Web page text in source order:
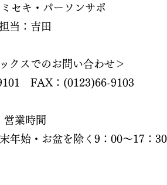
セキ・パーソンサポ
担当：吉田
クスでのお問い合わせ＞
FAX：(0123)66-9103
営業時間
年始・お盆を除く9：00～17：30